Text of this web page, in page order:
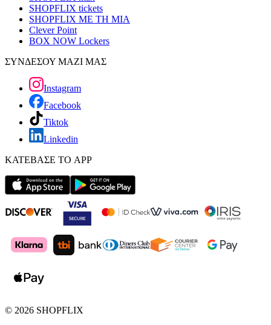
SHOPFLIX tickets
SHOPFLIX ΜΕ ΤΗ ΜΙΑ
Clever Point
BOX NOW Lockers
ΣΥΝΔΕΣΟΥ ΜΑΖΙ ΜΑΣ
Instagram
Facebook
Tiktok
Linkedin
ΚΑΤΕΒΑΣΕ ΤΟ APP
© 2026 SHOPFLIX